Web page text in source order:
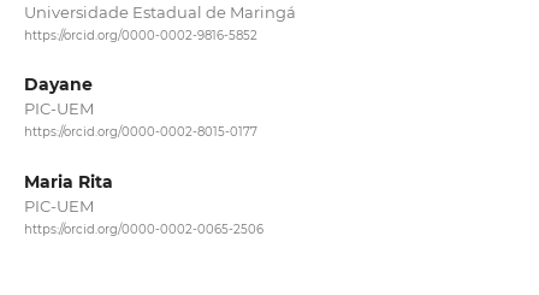
Universidade Estadual de Maringá
https://orcid.org/0000-0002-9816-5852
Dayane
PIC-UEM
https://orcid.org/0000-0002-8015-0177
Maria Rita
PIC-UEM
https://orcid.org/0000-0002-0065-2506